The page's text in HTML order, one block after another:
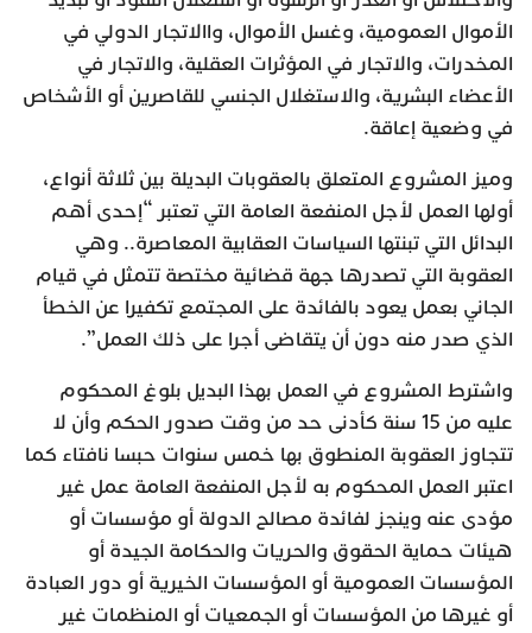
الأموال العمومية، وغسل الأموال، واالاتجار الدولي في
المخدرات، والاتجار في المؤثرات العقلية، والاتجار في
الأعضاء البشرية، والاستغلال الجنسي للقاصرين أو الأشخاص
في وضعية إعاقة.
وميز المشروع المتعلق بالعقوبات البديلة بين ثلاثة أنواع،
أولها العمل لأجل المنفعة العامة التي تعتبر “إحدى أهم
البدائل التي تبنتها السياسات العقابية المعاصرة.. وهي
العقوبة التي تصدرها جهة قضائية مختصة تتمثل في قيام
الجاني بعمل يعود بالفائدة على المجتمع تكفيرا عن الخطأ
الذي صدر منه دون أن يتقاضى أجرا على ذلك العمل”.
واشترط المشروع في العمل بهذا البديل بلوغ المحكوم
عليه من 15 سنة كأدنى حد من وقت صدور الحكم وأن لا
تتجاوز العقوبة المنطوق بها خمس سنوات حبسا نافتاء كما
اعتبر العمل المحكوم به لأجل المنفعة العامة عمل غير
مؤدى عنه وينجز لفائدة مصالح الدولة أو مؤسسات أو
هيئات حماية الحقوق والحريات والحكامة الجيدة أو
المؤسسات العمومية أو المؤسسات الخيرية أو دور العبادة
أو غيرها من المؤسسات أو الجمعيات أو المنظمات غير